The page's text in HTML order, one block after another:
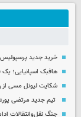
خرید جدید
هافبک اسپانیایی؛ یک
شکایت لیونل مسی از
تیم جدید مرتضی
جنگ نقل‌وانتقالات